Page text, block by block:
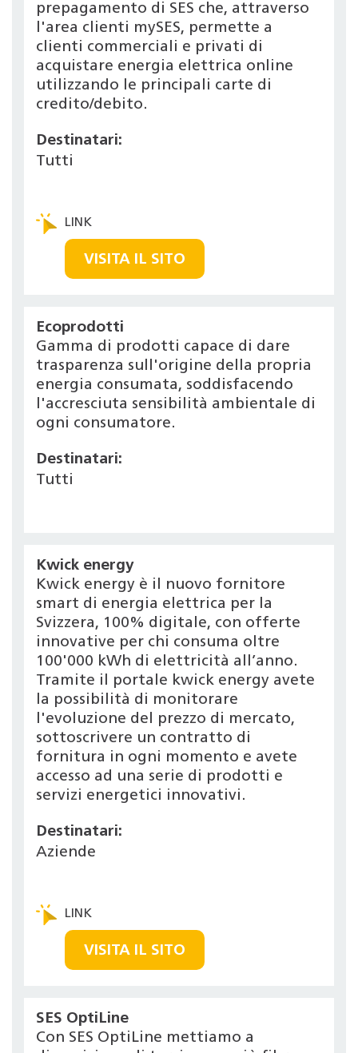
prepagamento di SES che, attraverso
l'area clienti mySES, permette a
clienti commerciali e privati di
acquistare energia elettrica online
utilizzando le principali carte di
credito/debito.
Destinatari:
Tutti
VISITA IL SITO
Ecoprodotti
Gamma di prodotti capace di dare
trasparenza sull'origine della propria
energia consumata, soddisfacendo
l'accresciuta sensibilità ambientale di
ogni consumatore.
Destinatari:
Tutti
Kwick energy
Kwick energy è il nuovo fornitore
smart di energia elettrica per la
Svizzera, 100% digitale, con offerte
innovative per chi consuma oltre
100'000 kWh di elettricità all’anno.
Tramite il portale kwick energy avete
la possibilità di monitorare
l'evoluzione del prezzo di mercato,
sottoscrivere un contratto di
fornitura in ogni momento e avete
accesso ad una serie di prodotti e
servizi energetici innovativi.
Destinatari:
Aziende
VISITA IL SITO
SES OptiLine
Con SES OptiLine mettiamo a